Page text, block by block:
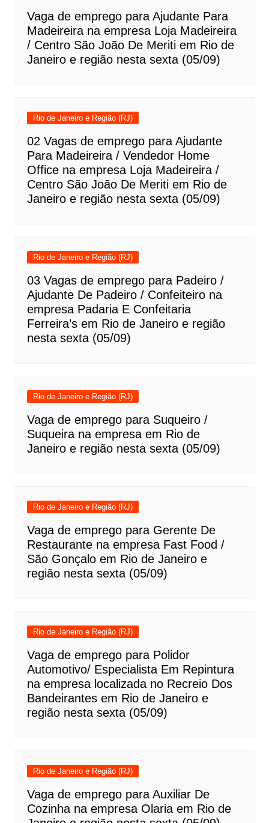
Vaga de emprego para Ajudante Para
Madeireira na empresa Loja Madeireira
/ Centro São João De Meriti em Rio de
Janeiro e região nesta sexta (05/09)
Rio de Janeiro e Região (RJ)
02 Vagas de emprego para Ajudante
Para Madeireira / Vendedor Home
Office na empresa Loja Madeireira /
Centro São João De Meriti em Rio de
Janeiro e região nesta sexta (05/09)
Rio de Janeiro e Região (RJ)
03 Vagas de emprego para Padeiro /
Ajudante De Padeiro / Confeiteiro na
empresa Padaria E Confeitaria
Ferreira’s em Rio de Janeiro e região
nesta sexta (05/09)
Rio de Janeiro e Região (RJ)
Vaga de emprego para Suqueiro /
Suqueira na empresa em Rio de
Janeiro e região nesta sexta (05/09)
Rio de Janeiro e Região (RJ)
Vaga de emprego para Gerente De
Restaurante na empresa Fast Food /
São Gonçalo em Rio de Janeiro e
região nesta sexta (05/09)
Rio de Janeiro e Região (RJ)
Vaga de emprego para Polidor
Automotivo/ Especialista Em Repintura
na empresa localizada no Recreio Dos
Bandeirantes em Rio de Janeiro e
região nesta sexta (05/09)
Rio de Janeiro e Região (RJ)
Vaga de emprego para Auxiliar De
Cozinha na empresa Olaria em Rio de